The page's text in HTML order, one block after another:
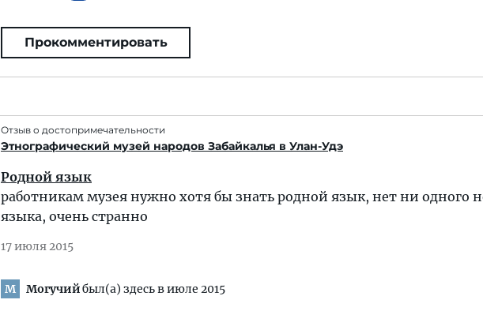
Прокомментировать
Отзыв о достопримечательности
Этнографический музей народов Забайкалья в Улан-Удэ
Родной язык
работникам музея нужно хотя бы знать родной язык, нет ни одного
языка, очень странно
17 июля 2015
М Могучийбыл(а) здесь в июле 2015